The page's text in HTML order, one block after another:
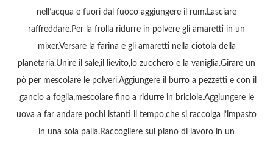
nell’acqua e fuori dal fuoco aggiungere il rum.Lasciare
raffreddare.Per la frolla ridurre in polvere gli amaretti in un
mixer.Versare la farina e gli amaretti nella ciotola della
planetaria.Unire il sale,il lievito,lo zucchero e la vaniglia.Girare un
pò per mescolare le polveri.Aggiungere il burro a pezzetti e con il
gancio a foglia,mescolare fino a ridurre in briciole.Aggiungere le
uova a far andare pochi istanti il tempo,che si raccolga l’impasto
in una sola palla.Raccogliere sul piano di lavoro in un